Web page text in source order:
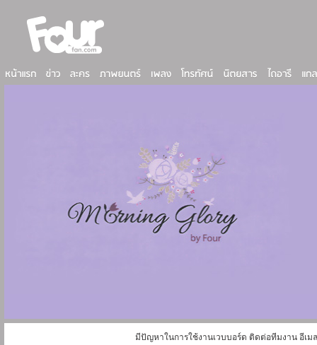
มีปัญหาในการใช้งานเวบบอร์ด ติดต่อทีมงาน อีเม